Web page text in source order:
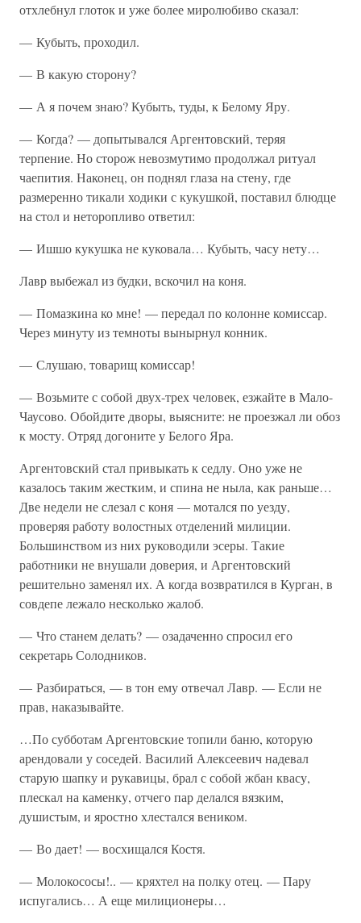
отхлебнул глоток и уже более миролюбиво сказал:
— Кубыть, проходил.
— В какую сторону?
— А я почем знаю? Кубыть, туды, к Белому Яру.
— Когда? — допытывался Аргентовский, теряя
терпение. Но сторож невозмутимо продолжал ритуал
чаепития. Наконец, он поднял глаза на стену, где
размеренно тикали ходики с кукушкой, поставил блюдце
на стол и неторопливо ответил:
— Ишшо кукушка не куковала… Кубыть, часу нету…
Лавр выбежал из будки, вскочил на коня.
— Помазкина ко мне! — передал по колонне комиссар.
Через минуту из темноты вынырнул конник.
— Слушаю, товарищ комиссар!
— Возьмите с собой двух-трех человек, езжайте в Мало-
Чаусово. Обойдите дворы, выясните: не проезжал ли обоз
к мосту. Отряд догоните у Белого Яра.
Аргентовский стал привыкать к седлу. Оно уже не
казалось таким жестким, и спина не ныла, как раньше…
Две недели не слезал с коня — мотался по уезду,
проверяя работу волостных отделений милиции.
Большинством из них руководили эсеры. Такие
работники не внушали доверия, и Аргентовский
решительно заменял их. А когда возвратился в Курган, в
совдепе лежало несколько жалоб.
— Что станем делать? — озадаченно спросил его
секретарь Солодников.
— Разбираться, — в тон ему отвечал Лавр. — Если не
прав, наказывайте.
…По субботам Аргентовские топили баню, которую
арендовали у соседей. Василий Алексеевич надевал
старую шапку и рукавицы, брал с собой жбан квасу,
плескал на каменку, отчего пар делался вязким,
душистым, и яростно хлестался веником.
— Во дает! — восхищался Костя.
— Молокососы!.. — кряхтел на полку отец. — Пару
испугались… А еще милиционеры…